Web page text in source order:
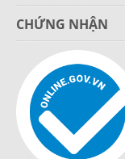
CHỨNG NHẬN